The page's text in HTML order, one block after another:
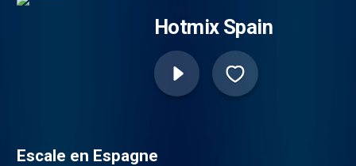
Hotmix Spain
Escale en Espagne